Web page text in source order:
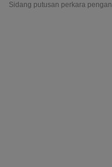
Sidang putusan perkara